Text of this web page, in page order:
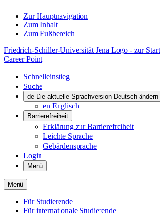
Zur Hauptnavigation
Zum Inhalt
Zum Fußbereich
Friedrich-Schiller-Universität Jena Logo - zur
Career Point
Schnelleinstieg
Suche
de Die aktuelle Sprachversion Deutsch ändern
en Englisch
Barrierefreiheit
Erklärung zur Barrierefreiheit
Leichte Sprache
Gebärdensprache
Login
Menü
Menü
Für Studierende
Für internationale Studierende